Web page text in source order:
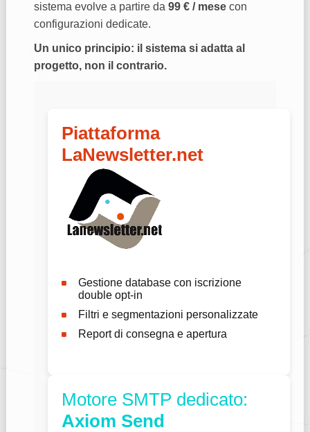
sistema evolve a partire da 99 € / mesecon
configurazioni dedicate.
Un unico principio: il sistema si adatta al
progetto, non il contrario.
Piattaforma
LaNewsletter.net
Gestione database con iscrizione
double opt-in
Filtri e segmentazioni personalizzate
Report di consegna e apertura
Motore SMTP dedicato:
Axiom Send